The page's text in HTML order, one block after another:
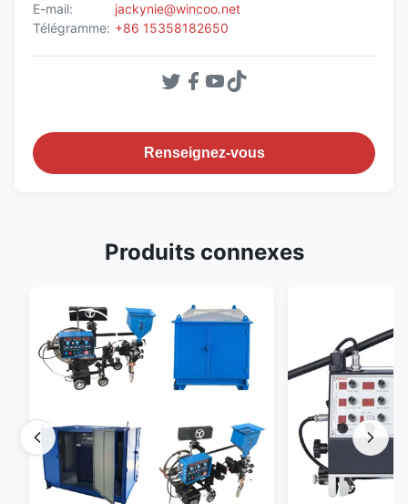
E-mail:
jackynie@wincoo.net
Télégramme: +86 15358182650
Renseignez-vous
Produits connexes